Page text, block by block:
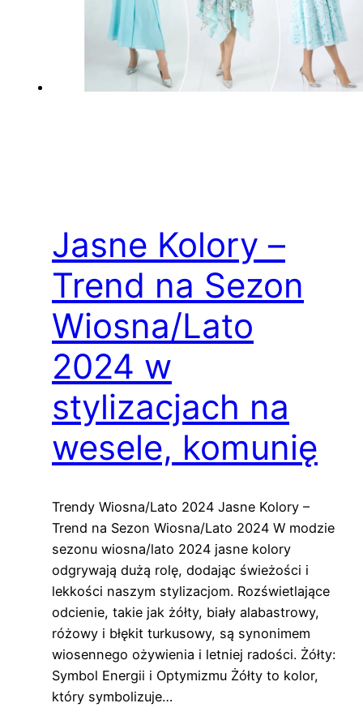
Jasne Kolory –
Trend na Sezon
Wiosna/Lato
2024 w
stylizacjach na
wesele, komunię
Trendy Wiosna/Lato 2024 Jasne Kolory –
Trend na Sezon Wiosna/Lato 2024 W modzie
sezonu wiosna/lato 2024 jasne kolory
odgrywają dużą rolę, dodając świeżości i
lekkości naszym stylizacjom. Rozświetlające
odcienie, takie jak żółty, biały alabastrowy,
różowy i błękit turkusowy, są synonimem
wiosennego ożywienia i letniej radości. Żółty:
Symbol Energii i Optymizmu Żółty to kolor,
który symbolizuje…